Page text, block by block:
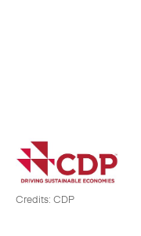
Credits: CDP